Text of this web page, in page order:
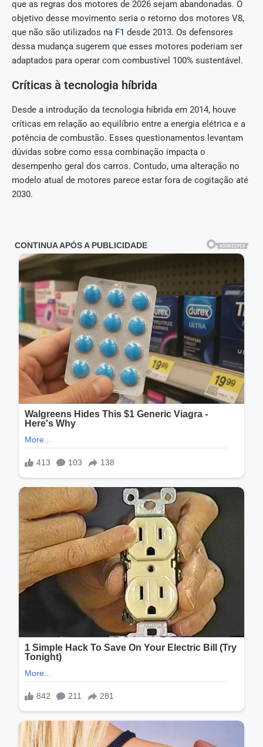
que as regras dos motores de 2026 sejam abandonadas. O
objetivo desse movimento seria o retorno dos motores V8,
que não são utilizados na F1 desde 2013. Os defensores
dessa mudança sugerem que esses motores poderiam ser
adaptados para operar com combustível 100% sustentável.
Críticas à tecnologia híbrida
Desde a introdução da tecnologia híbrida em 2014, houve
críticas em relação ao equilíbrio entre a energia elétrica e a
potência de combustão. Esses questionamentos levantam
dúvidas sobre como essa combinação impacta o
desempenho geral dos carros. Contudo, uma alteração no
modelo atual de motores parece estar fora de cogitação até
2030.